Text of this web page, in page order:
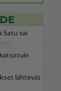
Satu sai
lähtevät